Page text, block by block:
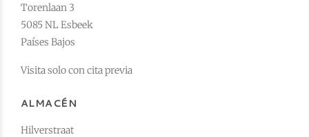
Torenlaan 3
5085 NL Esbeek
Países Bajos
Visita solo con cita previa
ALMACÉN
Hilverstraat